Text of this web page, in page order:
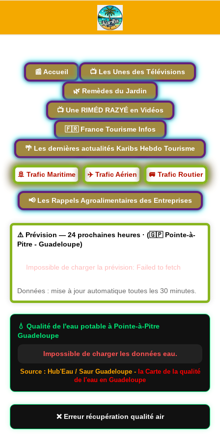
📰 Accueil 📺 Les Unes des Télévisions
🌿 Remèdes du Jardin
📺 Une RIMÉD RAZYÉ en Vidéos
🇫🇷 France Tourisme Infos
🌴 Les dernières actualités Karibs Hebdo Tourisme
🚢 Trafic Maritime ✈️ Trafic Aérien 🚐 Trafic Routier
📢 Les Rappels Agroalimentaires des Entreprises
⚠️ Prévision — 24 prochaines heures · (🇬🇵 Pointe-à-
Pitre - Guadeloupe)
Impossible de charger la prévision: Failed to fetch
Données : mise à jour automatique toutes les 30 minutes.
💧 Qualité de l'eau potable à Pointe-à-Pitre
Guadeloupe
Impossible de charger les données eau.
Source : Hub'Eau / Saur Guadeloupe - la Carte de la qualité
de l'eau en Guadeloupe
❌ Erreur récupération qualité air